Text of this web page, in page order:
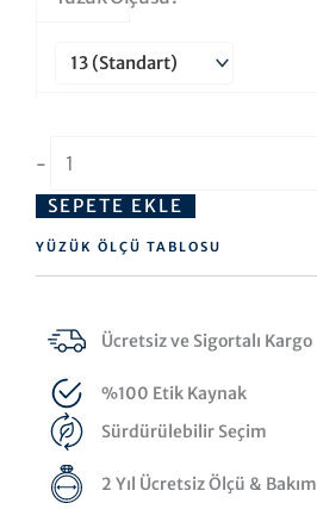
-
SEPETE EKLE
YÜZÜK ÖLÇÜ TABLOSU
Ücretsiz ve Sigortalı Kargo
%100 Etik Kaynak
Sürdürülebilir Seçim
2 Yıl Ücretsiz Ölçü & Bakım